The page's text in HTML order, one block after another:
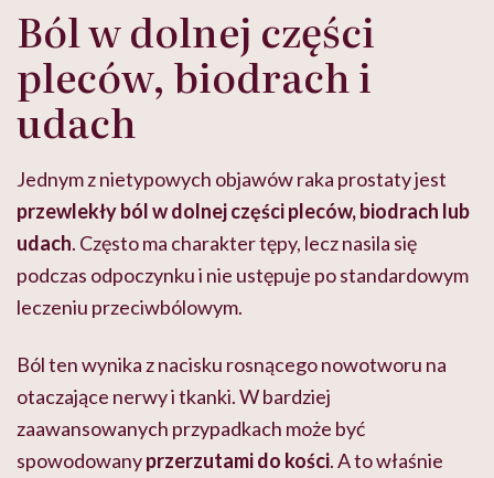
Ból w dolnej części
pleców, biodrach i
udach
Jednym z nietypowych objawów raka prostaty jest
przewlekły ból w dolnej części pleców, biodrach lub
udach. Często ma charakter tępy, lecz nasila się
podczas odpoczynku i nie ustępuje po standardowym
leczeniu przeciwbólowym.
Ból ten wynika z nacisku rosnącego nowotworu na
otaczające nerwy i tkanki. W bardziej
zaawansowanych przypadkach może być
spowodowanyprzerzutami do kości. A to właśnie